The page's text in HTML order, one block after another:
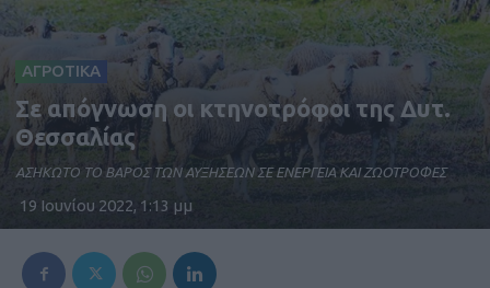
ΑΓΡΟΤΙΚΑ
Σε απόγνωση οι κτηνοτρόφοι της Δυτ.
Θεσσαλίας
ΑΣΗΚΩΤΟ ΤΟ ΒΑΡΟΣ ΤΩΝ ΑΥΞΗΣΕΩΝ ΣΕ ΕΝΕΡΓΕΙΑ ΚΑΙ ΖΩΟΤΡΟΦΕΣ
19 Ιουνίου 2022, 1:13 μμ